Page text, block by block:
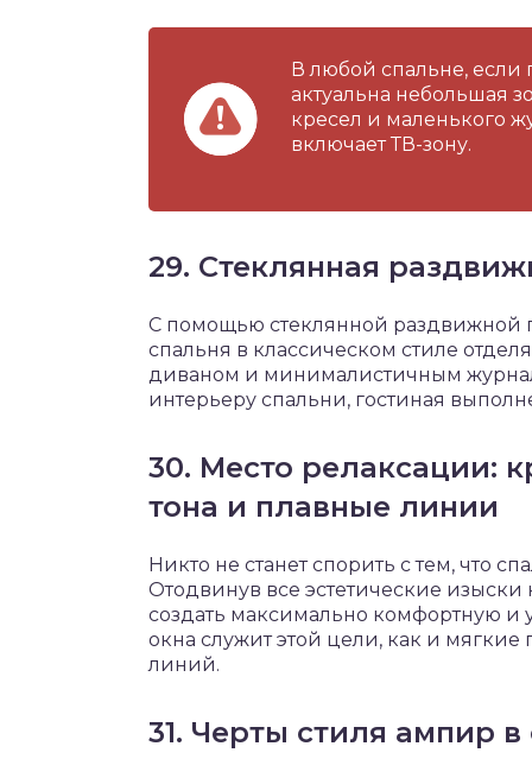
В любой спальне, если
актуальна небольшая
кресел и маленького
включает ТВ-зону.
29. Стеклянная
С помощью стеклянной раздвижной
спальня в классическом стиле
диваном и минималистичным
интерьеру спальни, гостиная
30. Место релаксации:
тона и плавные линии
Никто не станет спорить с тем, что
Отодвинув все эстетические
создать максимально комфортную
окна служит этой цели, как и мягкие
линий.
31. Черты стиля ампир